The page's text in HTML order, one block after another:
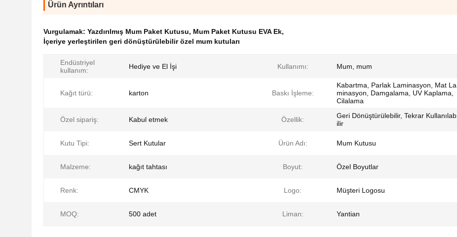
Ürün Ayrıntıları
Vurgulamak: Yazdırılmış Mum Paket Kutusu, Mum Paket Kutusu EVA Ek,
İçeriye yerleştirilen geri dönüştürülebilir özel mum kutuları
Endüstriyel
kullanım:
Hediye ve El İşi Kullanımı: Mum, mum
Kağıt türü: karton Baskı İşleme:
Kabartma, Parlak Laminasyon, Mat La
minasyon, Damgalama, UV Kaplama,
Cilalama
Özel sipariş: Kabul etmek Özellik:
Geri Dönüştürülebilir, Tekrar Kullanılab
ilir
Kutu Tipi: Sert Kutular Ürün Adı: Mum Kutusu
Malzeme: kağıt tahtası Boyut: Özel Boyutlar
Renk: CMYK Logo: Müşteri Logosu
MOQ: 500 adet Liman: Yantian